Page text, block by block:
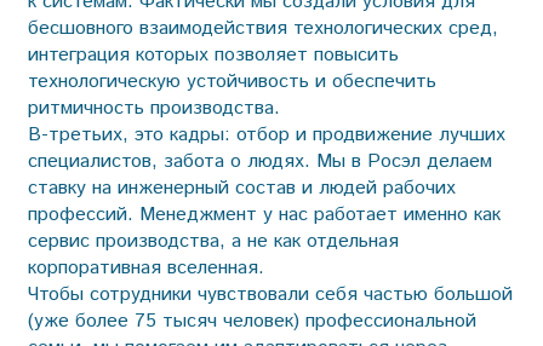
бесшовного взаимодействия технологических сред,
интеграция которых позволяет повысить
технологическую устойчивость и обеспечить
ритмичность производства.
В-третьих, это кадры: отбор и продвижение лучших
специалистов, забота о людях. Мы в Росэл делаем
ставку на инженерный состав и людей рабочих
профессий. Менеджмент у нас работает именно как
сервис производства, а не как отдельная
корпоративная вселенная.
Чтобы сотрудники чувствовали себя частью большой
(уже более 75 тысяч человек) профессио­нальной